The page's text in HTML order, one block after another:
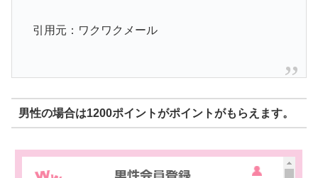
引用元：ワクワクメール
男性の場合は1200ポイントがポイントがもらえます。